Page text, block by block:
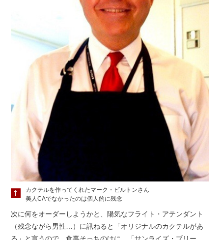
カクテルを作ってくれたマーク・ビルトンさん
美人CAでなかったのは個人的に残念
次に何をオーダーしようかと、陽気なフライト・アテンダント
（残念ながら男性…）に訊ねると「オリジナルのカクテルがあ
る」と言うので、食事そっちのけに。「サンライズ・ブリー